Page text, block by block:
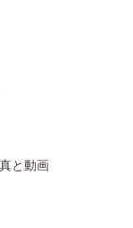
と動画